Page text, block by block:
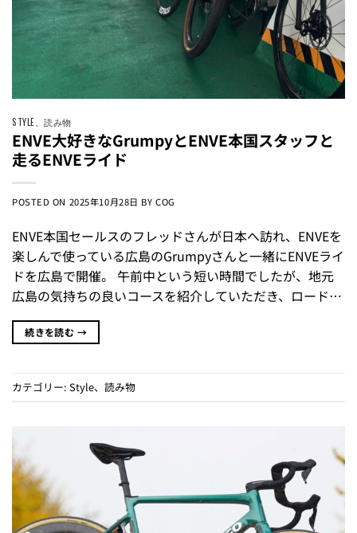
STYLE 、読み物
ENVE大好きなGrumpyとENVE本国スタッフと
走るENVEライド
POSTED ON 2025年10月28日 BYCOG
ENVE本国セールスのフレッドさんが日本へ訪れ、ENVEを
楽しんで使っている広島のGrumpyさんと一緒にENVEライ
ドを広島で開催。 午前中という短い時間でしたが、地元
広島の気持ちの良いコースを紹介していただき、ロード…
続きを読む →
カテゴリー: Style、 読み物